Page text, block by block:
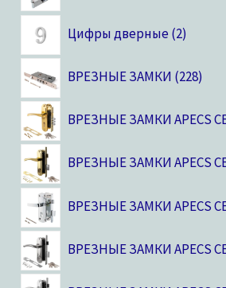
Цифры дверные 2
ВРЕЗНЫЕ ЗАМКИ 228
ВРЕЗНЫЕ ЗАМКИ APECS
ВРЕЗНЫЕ ЗАМКИ APECS
ВРЕЗНЫЕ ЗАМКИ APECS
ВРЕЗНЫЕ ЗАМКИ APECS